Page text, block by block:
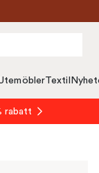
Textil
rabatt